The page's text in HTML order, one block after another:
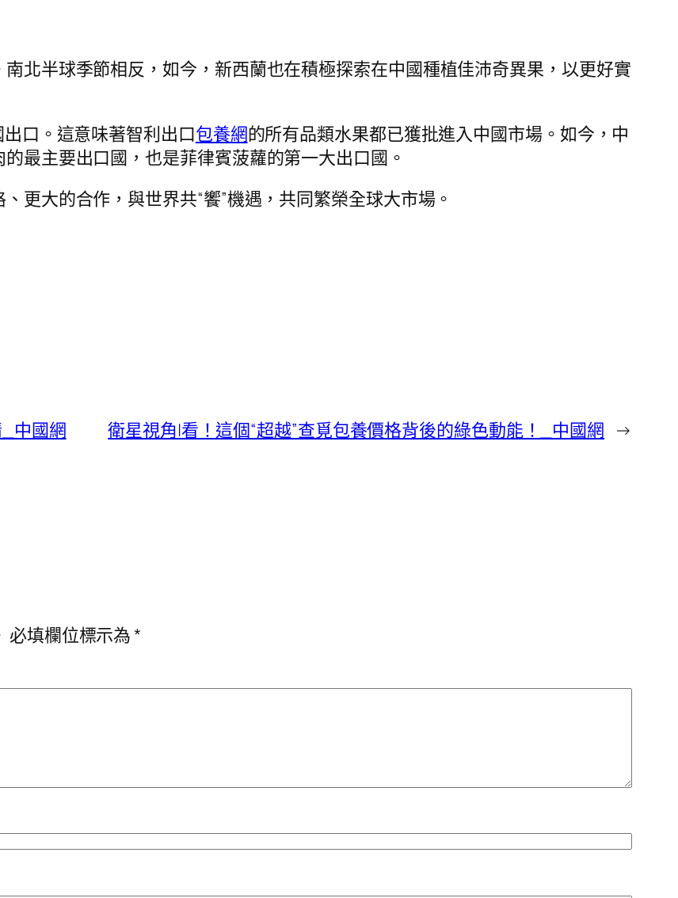
北半球季節相反，如今，新西蘭也在積極探索在中國種植佳沛奇異果，以更好實
口。這意味著智利出口包養網的所有品類水果都已獲批進入中國市場。如今，中
最主要出口國，也是菲律賓菠蘿的第一大出口國。
更大的合作，與世界共“饗”機遇，共同繁榮全球大市場。
中國網 衛星視角|看！這個“超越”查覓包養價格背後的綠色動能！_中國網 →
必填欄位標示為*